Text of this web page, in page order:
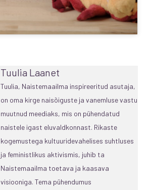
Tuulia Laanet
Tuulia, Naistemaailma inspireeritud asutaja,
on oma kirge naisõiguste ja vanemluse vastu
muutnud meediaks, mis on pühendatud
naistele igast eluvaldkonnast. Rikaste
kogemustega kultuuridevahelises suhtluses
ja feministlikus aktivismis, juhib ta
Naistemaailma toetava ja kaasava
visiooniga. Tema pühendumus